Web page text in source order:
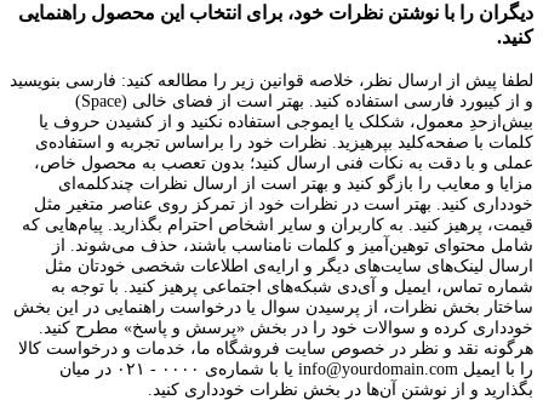
دیگران را با نوشتن نظرات خود، برای انتخاب این محصول راهنمایی
کنید.
لطفا پیش از ارسال نظر، خلاصه قوانین زیر را مطالعه کنید: فارسی بنویسید
و از کیبورد فارسی استفاده کنید. بهتر است از فضای خالی (Space)
بیش‌از‌حدِ معمول، شکلک یا ایموجی استفاده نکنید و از کشیدن حروف یا
کلمات با صفحه‌کلید بپرهیزید. نظرات خود را براساس تجربه و استفاده‌ی
عملی و با دقت به نکات فنی ارسال کنید؛ بدون تعصب به محصول خاص،
مزایا و معایب را بازگو کنید و بهتر است از ارسال نظرات چندکلمه‌‌ای
خودداری کنید. بهتر است در نظرات خود از تمرکز روی عناصر متغیر مثل
قیمت، پرهیز کنید. به کاربران و سایر اشخاص احترام بگذارید. پیام‌هایی که
شامل محتوای توهین‌آمیز و کلمات نامناسب باشند، حذف می‌شوند. از
ارسال لینک‌های سایت‌های دیگر و ارایه‌ی اطلاعات شخصی خودتان مثل
شماره تماس، ایمیل و آی‌دی شبکه‌های اجتماعی پرهیز کنید. با توجه به
ساختار بخش نظرات، از پرسیدن سوال یا درخواست راهنمایی در این بخش
خودداری کرده و سوالات خود را در بخش «پرسش و پاسخ» مطرح کنید.
هرگونه نقد و نظر در خصوص سایت فروشگاه ما، خدمات و درخواست کالا
را با ایمیل info@yourdomain.com یا با شماره‌ی ۰۰۰۰ - ۰۲۱ در میان
بگذارید و از نوشتن آن‌ها در بخش نظرات خودداری کنید.